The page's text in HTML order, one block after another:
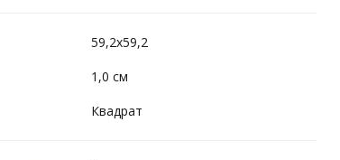
59,2x59,2
1,0 см
Квадрат